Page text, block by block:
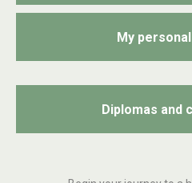
My
Diplomas and